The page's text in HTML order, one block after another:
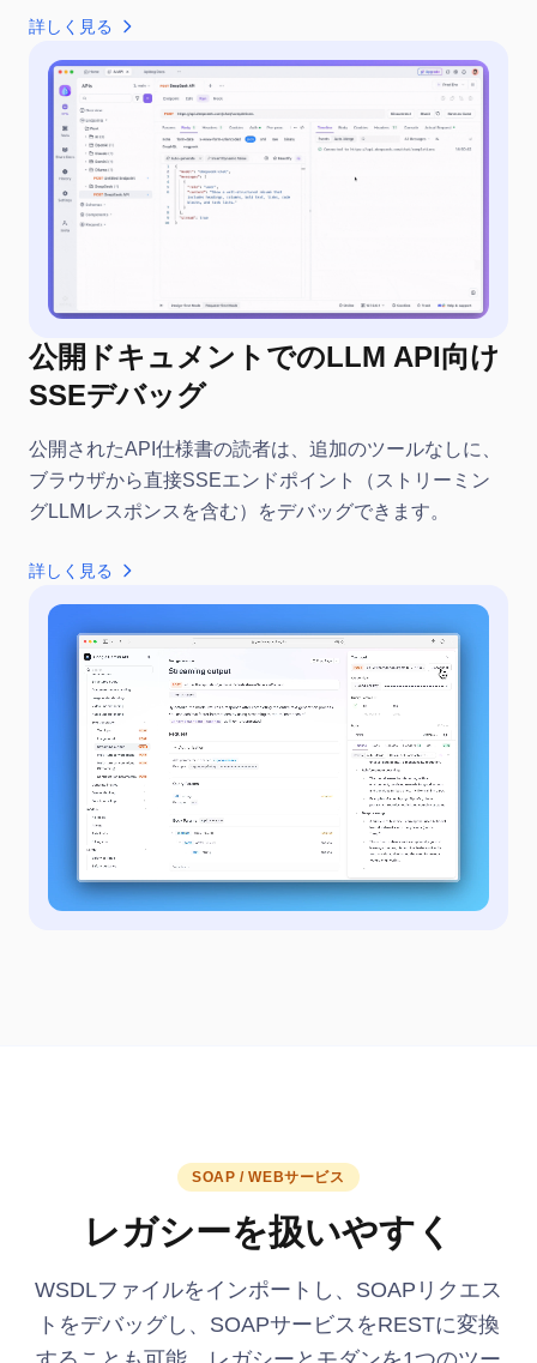
詳しく見る
公開ドキュメントでのLLM API向け
SSEデバッグ
公開されたAPI仕様書の読者は、追加のツールなしに、
ブラウザから直接SSEエンドポイント（ストリーミン
グLLMレスポンスを含む）をデバッグできます。
詳しく見る
SOAP / WEBサービス
レガシーを扱いやすく
WSDLファイルをインポートし、SOAPリクエス
トをデバッグし、SOAPサービスをRESTに変換